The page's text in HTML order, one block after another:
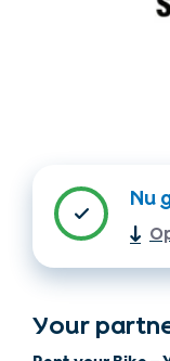
+43/5476/
Nu
Your